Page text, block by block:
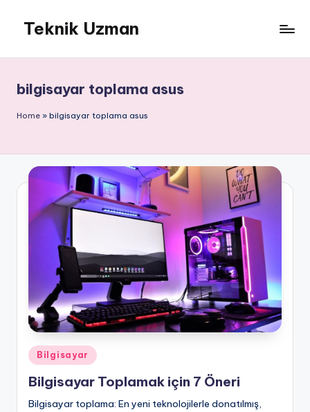
content
Teknik Uzman
bilgisayar toplama asus
Home » bilgisayar toplama asus
Posted
in
Bilgisayar
Bilgisayar Toplamak için 7 Öneri
Bilgisayar toplama: En yeni teknolojilerle donatılmış,